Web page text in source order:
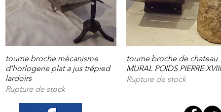
Aperçu rapide
tourne broche mécanisme
d'horlogerie plat a jus trépied
lardoirs
Rupture de stock
Aperçu rapide
tourne broche de chateau
MURAL POIDS PIERRE XVIII
Rupture de stock